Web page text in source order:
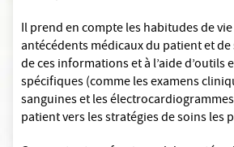
Il prend en compte les habitudes de
antécédents médicaux du patient et
de ces informations et à l’aide d’outils
spécifiques (comme les examens
sanguines et les
patient vers les stratégies de soins les